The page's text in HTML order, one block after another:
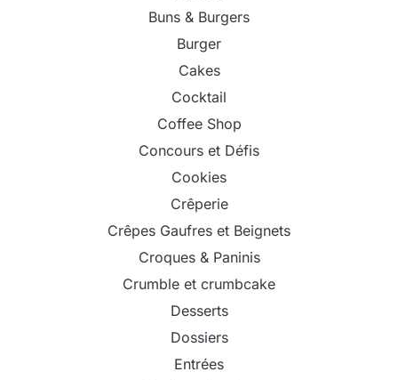
Buns & Burgers
Burger
Cakes
Cocktail
Coffee Shop
Concours et Défis
Cookies
Crêperie
Crêpes Gaufres et Beignets
Croques & Paninis
Crumble et crumbcake
Desserts
Dossiers
Entrées